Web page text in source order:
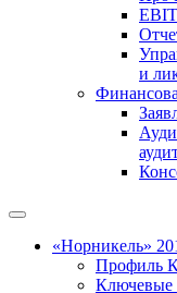
и
«Норникель»
Профиль
Ключевые